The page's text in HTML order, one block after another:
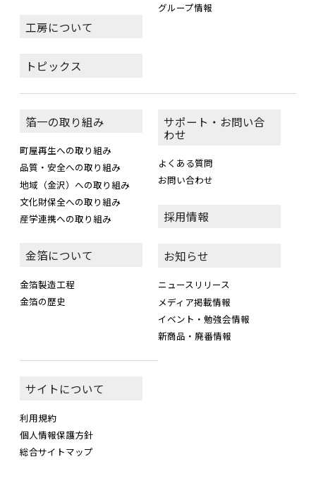
工房について
トピックス
グループ情報
箔一の取り組み
町屋再生への取り組み
品質・安全への取り組み
地域（金沢）への取り組み
文化財保全への取り組み
産学連携への取り組み
金箔について
金箔製造工程
金箔の歴史
サポート・お問い合
わせ
よくある質問
お問い合わせ
採用情報
お知らせ
ニュースリリース
メディア掲載情報
イベント・勉強会情報
新商品・廃番情報
サイトについて
利用規約
個人情報保護方針
総合サイトマップ